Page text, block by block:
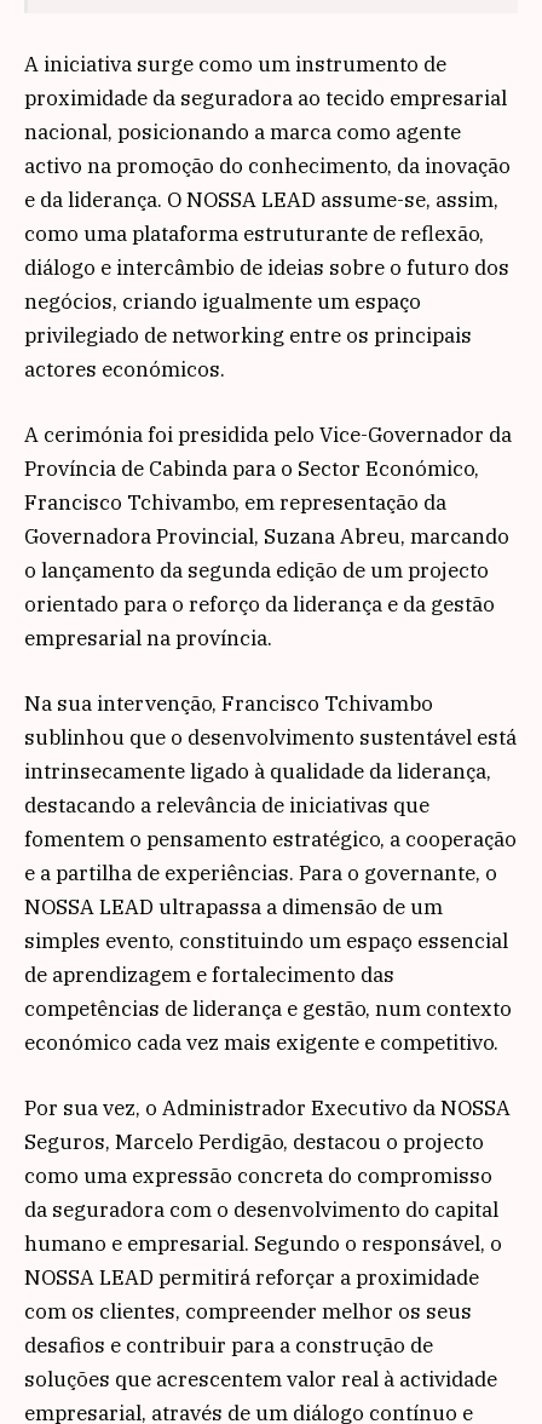
A iniciativa surge como um instrumento de
proximidade da seguradora ao tecido empresarial
nacional, posicionando a marca como agente
activo na promoção do conhecimento, da inovação
e da liderança. O NOSSA LEAD assume-se, assim,
como uma plataforma estruturante de reflexão,
diálogo e intercâmbio de ideias sobre o futuro dos
negócios, criando igualmente um espaço
privilegiado de networking entre os principais
actores económicos.
A cerimónia foi presidida pelo Vice-Governador da
Província de Cabinda para o Sector Económico,
Francisco Tchivambo, em representação da
Governadora Provincial, Suzana Abreu, marcando
o lançamento da segunda edição de um projecto
orientado para o reforço da liderança e da gestão
empresarial na província.
Na sua intervenção, Francisco Tchivambo
sublinhou que o desenvolvimento sustentável está
intrinsecamente ligado à qualidade da liderança,
destacando a relevância de iniciativas que
fomentem o pensamento estratégico, a cooperação
e a partilha de experiências. Para o governante, o
NOSSA LEAD ultrapassa a dimensão de um
simples evento, constituindo um espaço essencial
de aprendizagem e fortalecimento das
competências de liderança e gestão, num contexto
económico cada vez mais exigente e competitivo.
Por sua vez, o Administrador Executivo da NOSSA
Seguros, Marcelo Perdigão, destacou o projecto
como uma expressão concreta do compromisso
da seguradora com o desenvolvimento do capital
humano e empresarial. Segundo o responsável, o
NOSSA LEAD permitirá reforçar a proximidade
com os clientes, compreender melhor os seus
desafios e contribuir para a construção de
soluções que acrescentem valor real à actividade
empresarial, através de um diálogo contínuo e